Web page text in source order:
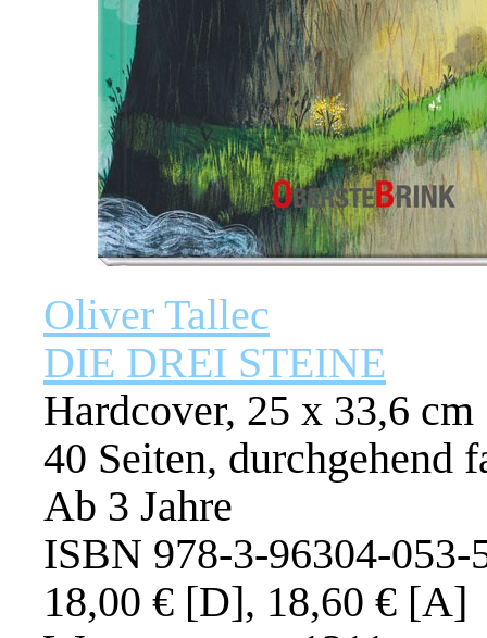
Oliver Tallec
DIE DREI STEINE
Hardcover, 25 x 33,6 cm
40 Seiten, durchgehend
Ab 3 Jahre
ISBN 978-3-96304-053-
18,00 € [D], 18,60 € [A]